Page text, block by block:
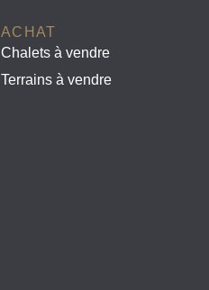
ACHAT
Chalets à vendre
Terrains à vendre